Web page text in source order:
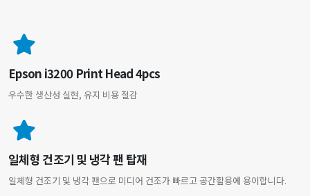
Epson i3200 Print Head 4pcs
우수한 생산성 실현, 유지 비용 절감
일체형 건조기 및 냉각 팬 탑재
일체형 건조기 및 냉각 팬으로 미디어 건조가 빠르고 공간활용에 용이합니다.